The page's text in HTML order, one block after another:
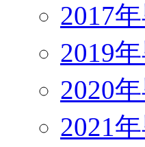
2017
2019
2020
2021